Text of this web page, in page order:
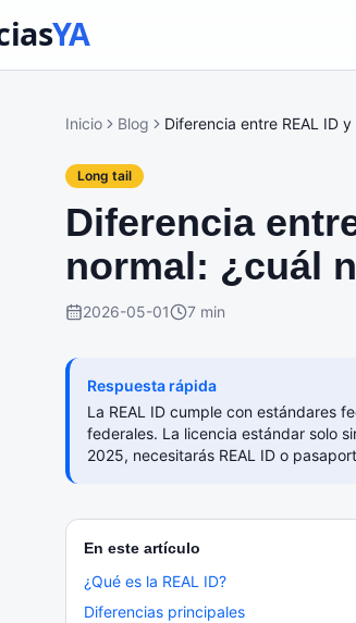
Inicio Blog Diferencia entre REAL ID
Long tail
Diferencia
normal: ¿cuál
2026-05-01 7 min
Respuesta rápida
La REAL ID cumple con estándares
federales. La licencia estándar solo
2025, necesitarás REAL ID o
En este artículo
¿Qué es la REAL ID?
Diferencias principales